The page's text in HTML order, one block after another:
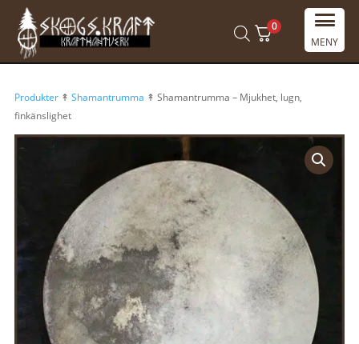
0
MENY
Produkter↟ Shamantrumma ↟ Shamantrumma – Mjukhet, lugn,
finkänslighet